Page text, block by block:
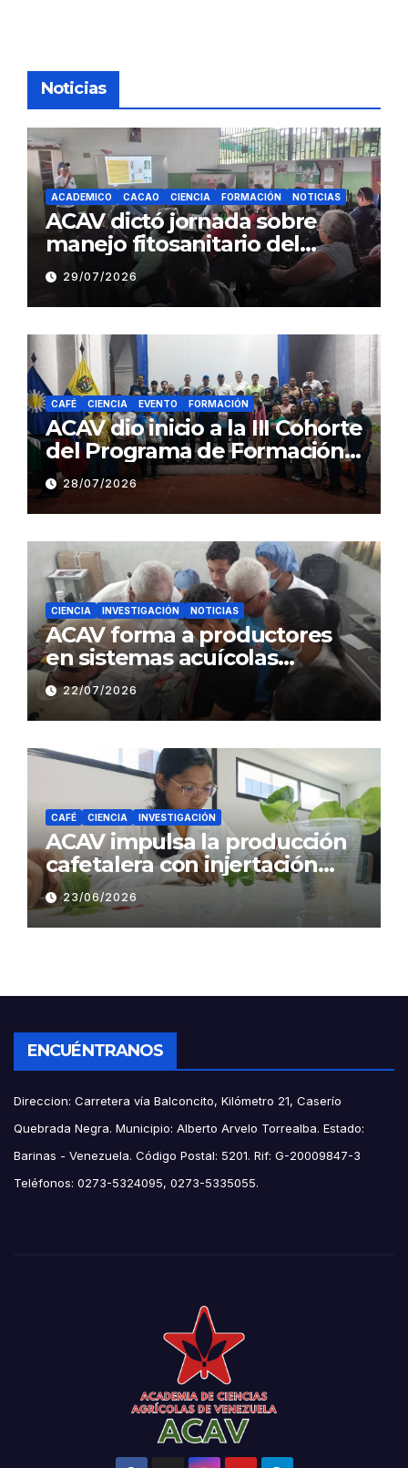
Noticias
ACADEMICO CACAO CIENCIA FORMACIÓN NOTICIAS
ACAV dictó jornada sobre
manejo fitosanitario del
cacao a productores del
estado Barinas
29/07/2026
CAFÉ CIENCIA EVENTO FORMACIÓN
ACAV dio inicio a la III Cohorte
del Programa de Formación
en Producción y Manejo de
Sistemas Sustentables de
Café
28/07/2026
CIENCIA INVESTIGACIÓN NOTICIAS
ACAV forma a productores
en sistemas acuícolas
sustentables en Barinas
22/07/2026
CAFÉ CIENCIA INVESTIGACIÓN
ACAV impulsa la producción
cafetalera con injertación
hipocotiledonaria
23/06/2026
ENCUÉNTRANOS
Direccion: Carretera vía Balconcito, Kilómetro 21, Caserío
Quebrada Negra. Municipio: Alberto Arvelo Torrealba. Estado:
Barinas - Venezuela. Código Postal: 5201. Rif: G-20009847-3
Teléfonos: 0273-5324095, 0273-5335055.